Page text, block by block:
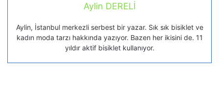
Aylin DERELİ
Aylin, İstanbul merkezli serbest bir yazar. Sık sık bisiklet ve
kadın moda tarzı hakkında yazıyor. Bazen her ikisini de. 11
yıldır aktif bisiklet kullanıyor.